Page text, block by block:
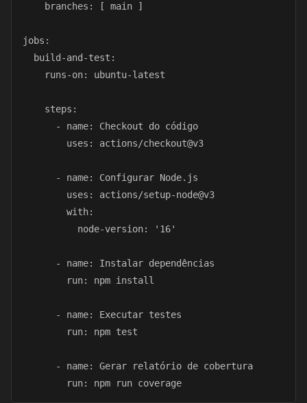
    branches: [ main ]
jobs:
  build-and-test:
    runs-on: ubuntu-latest
    steps:
      - name: Checkout do código
        uses: actions/checkout@v3
      - name: Configurar Node.js
        uses: actions/setup-node@v3
        with:
          node-version: '16'
      - name: Instalar dependências
        run: npm install
      - name: Executar testes
        run: npm test
      - name: Gerar relatório de cobertura
        run: npm run coverage